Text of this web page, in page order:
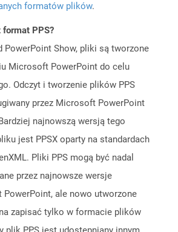
formatów plików.
PPS?
PowerPoint Show, pliki są tworzone
Microsoft PowerPoint do celu
Odczyt i tworzenie plików PPS
przez Microsoft PowerPoint
najnowszą wersją tego
jest PPSX oparty na standardach
Pliki PPS mogą być nadal
przez najnowsze wersje
ale nowo utworzone
zapisać tylko w formacie plików